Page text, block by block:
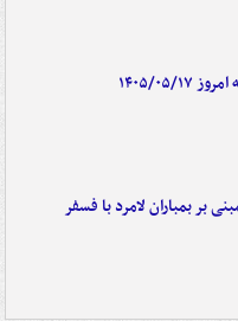
۰۵/۱۷
بر بمباران لامرد با فسفر